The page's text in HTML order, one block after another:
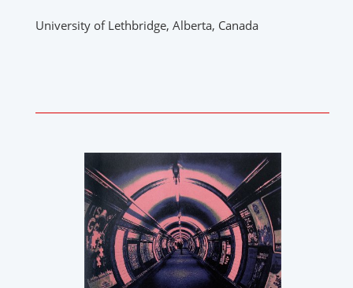
University of Lethbridge, Alberta, Canada